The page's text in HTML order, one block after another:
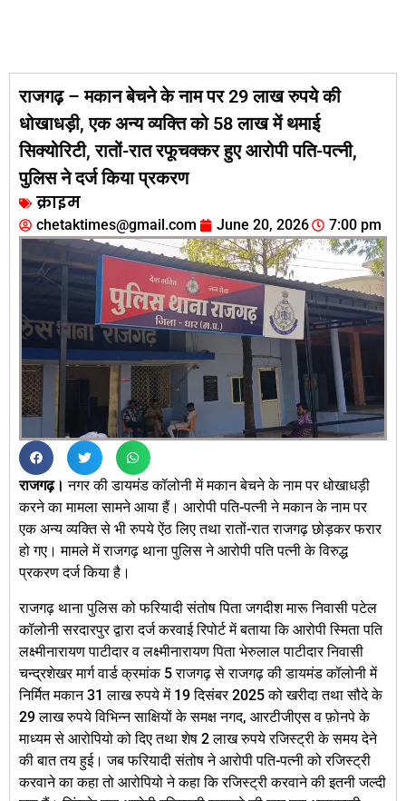
राजगढ़ – मकान बेचने के नाम पर 29 लाख रुपये की
धोखाधड़ी, एक अन्य व्यक्ति को 58 लाख में थमाई
सिक्योरिटी, रातों-रात रफूचक्कर हुए आरोपी पति-पत्नी,
पुलिस ने दर्ज किया प्रकरण
क्राइम
chetaktimes@gmail.com June 20, 2026 7:00 pm
राजगढ़। नगर की डायमंड कॉलोनी में मकान बेचने के नाम पर धोखाधड़ी
करने का मामला सामने आया हैं। आरोपी पति-पत्नी ने मकान के नाम पर
एक अन्य व्यक्ति से भी रुपये ऐंठ लिए तथा रातों-रात राजगढ़ छोड़कर फरार
हो गए। मामले में राजगढ़ थाना पुलिस ने आरोपी पति पत्नी के विरुद्ध
प्रकरण दर्ज किया है।
राजगढ़ थाना पुलिस को फरियादी संतोष पिता जगदीश मारू निवासी पटेल
कॉलोनी सरदारपुर द्वारा दर्ज करवाई रिपोर्ट में बताया कि आरोपी स्मिता पति
लक्ष्मीनारायण पाटीदार व लक्ष्मीनारायण पिता भेरुलाल पाटीदार निवासी
चन्द्रशेखर मार्ग वार्ड क्रमांक 5 राजगढ़ से राजगढ़ की डायमंड कॉलोनी में
निर्मित मकान 31 लाख रुपये में 19 दिसंबर 2025 को खरीदा तथा सौदे के
29 लाख रुपये विभिन्न साक्षियों के समक्ष नगद, आरटीजीएस व फ़ोनपे के
माध्यम से आरोपियो को दिए तथा शेष 2 लाख रुपये रजिस्ट्री के समय देने
की बात तय हुई। जब फरियादी संतोष ने आरोपी पति-पत्नी को रजिस्ट्री
करवाने का कहा तो आरोपियो ने कहा कि रजिस्ट्री करवाने की इतनी जल्दी